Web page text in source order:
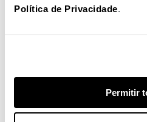
Política de Privacidade.
Permitir